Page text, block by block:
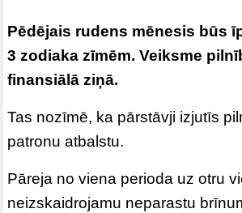
Pēdējais rudens mēnesis būs
3 zodiaka zīmēm. Veiksme
finansiālā ziņā.
Tas nozīmē, ka pārstāvji izjutīs
patronu atbalstu.
Pāreja no viena perioda uz otru
neizskaidrojamu neparastu